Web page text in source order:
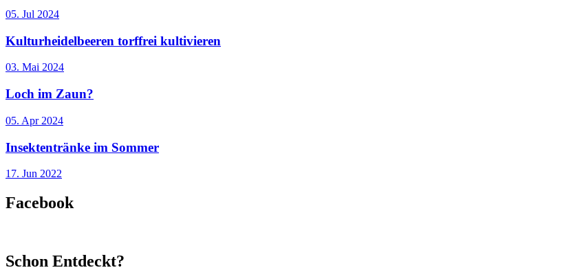
05. Jul 2024
Kulturheidelbeeren torffrei kultivieren
03. Mai 2024
Loch im Zaun?
05. Apr 2024
Insektentränke im Sommer
17. Jun 2022
Facebook
Schon Entdeckt?